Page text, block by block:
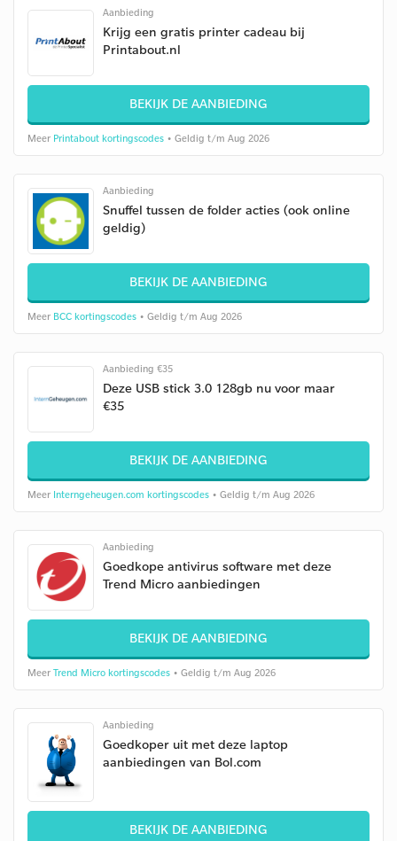
Aanbieding
Krijg een gratis printer cadeau bij
Printabout.nl
BEKIJK DE AANBIEDING
Meer Printabout kortingscodes • Geldig t/m Aug 2026
Aanbieding
Snuffel tussen de folder acties (ook online
geldig)
BEKIJK DE AANBIEDING
Meer BCC kortingscodes • Geldig t/m Aug 2026
Aanbieding €35
Deze USB stick 3.0 128gb nu voor maar
€35
BEKIJK DE AANBIEDING
Meer Interngeheugen.com kortingscodes • Geldig t/m Aug 2026
Aanbieding
Goedkope antivirus software met deze
Trend Micro aanbiedingen
BEKIJK DE AANBIEDING
Meer Trend Micro kortingscodes • Geldig t/m Aug 2026
Aanbieding
Goedkoper uit met deze laptop
aanbiedingen van Bol.com
BEKIJK DE AANBIEDING